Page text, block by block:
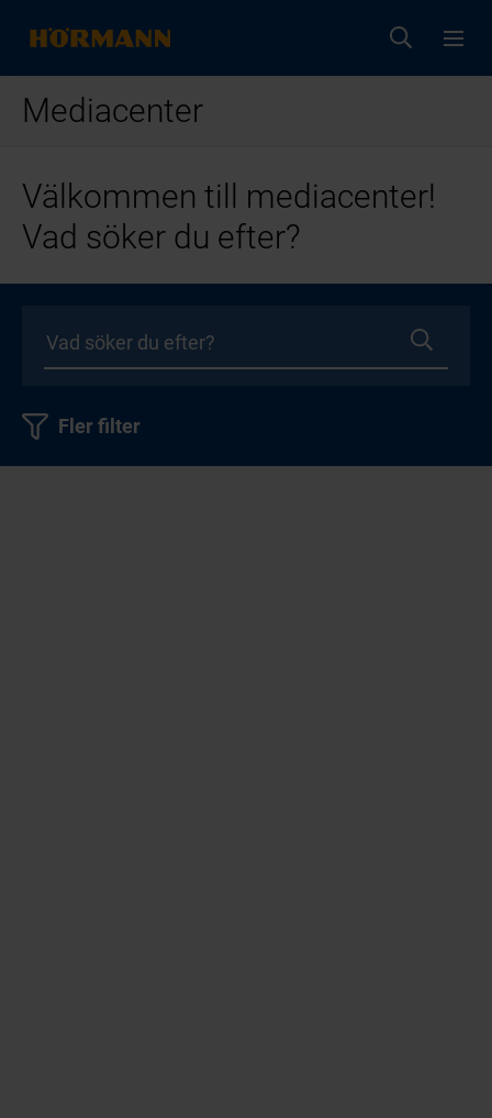
Mediacenter
Välkommen till mediacenter!
Vad söker du efter?
Fler filter